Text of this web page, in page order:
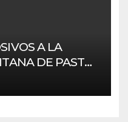
A LA
DE PASTO